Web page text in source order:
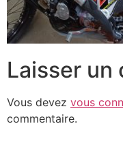
Laisser un
Vous devez vous
commentaire.